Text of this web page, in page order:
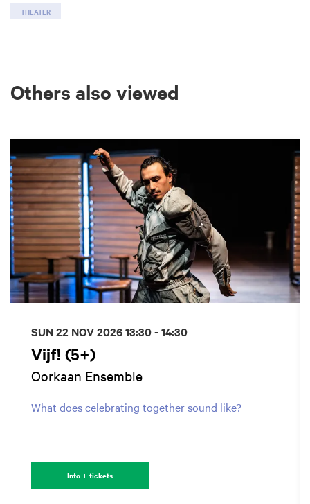
THEATER
Others also viewed
Vijf! (5+)
Oorkaan Ensemble
What does celebrating together sound like?
SUN 22 NOV 202613:30 - 14:30
Info + tickets